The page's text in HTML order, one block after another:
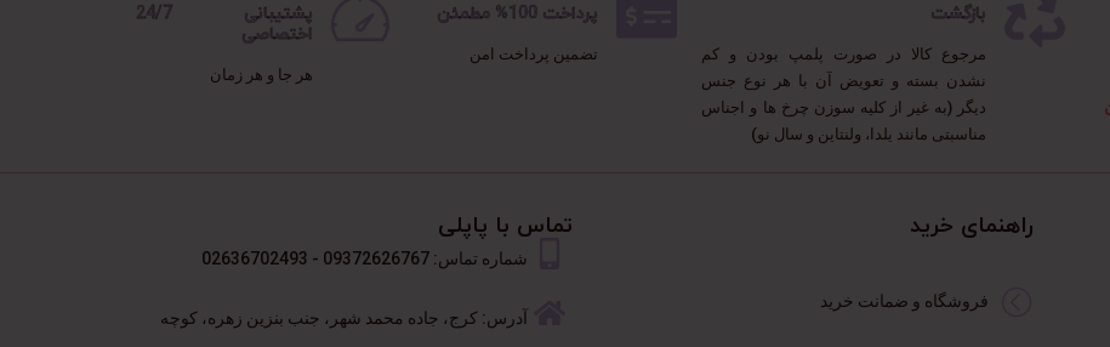
بازگشت
مرجوع کالا در صورت پلمپ بودن و کم
نشدن بسته و تعویض آن با هر نوع جنس
دیگر (به غیر از کلیه سوزن چرخ ها و اجناس
مناسبتی مانند یلدا، ولنتاین و سال نو)
پرداخت 100% مطمئن
تضمین پرداخت امن
پشتیبانی 24/7
اختصاصی
هر جا و هر زمان
راهنمای خرید
فروشگاه و ضمانت خرید
تماس با پاپلی
شماره تماس: 09372626767 - 02636702493
آدرس: کرج، جاده محمد شهر، جنب بنزین زهره، کوچه